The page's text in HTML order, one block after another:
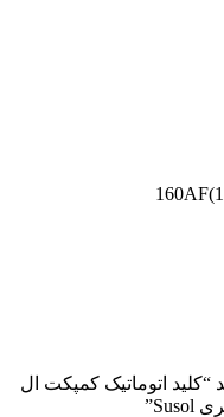
اتوماتیک کمپکت ال